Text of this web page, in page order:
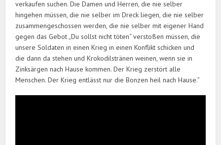
verkaufen suchen. Die Damen und Herren, die nie selber
hingehen müssen, die nie selber im Dreck liegen, die nie selber
zusammengeschossen werden, die nie selber mit eigener Hand
gegen das Gebot „Du sollst nicht töten“ verstoßen müssen, die
unsere Soldaten in einen Krieg in einen Konflikt schicken und
die dann da stehen und Krokodilstränen weinen, wenn sie in
Zinksärgen nach Hause kommen. Der Krieg zerstört alle
Menschen. Der Krieg entlässt nur die Bonzen heil nach Hause.”